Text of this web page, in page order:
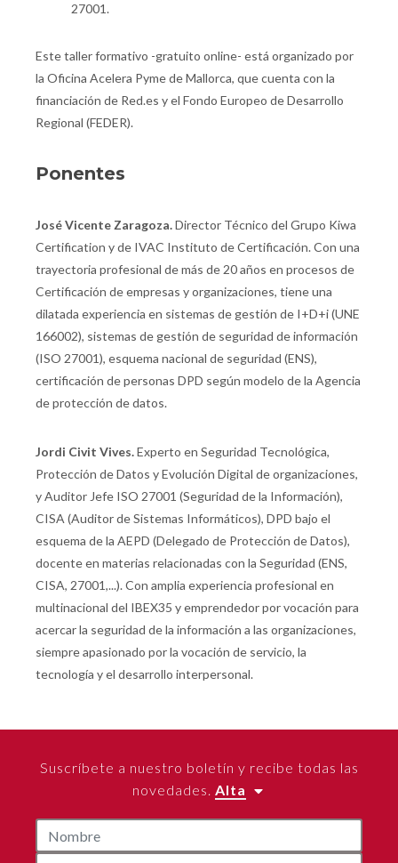
27001.
Este taller formativo -gratuito online- está organizado por
la Oficina Acelera Pyme de Mallorca, que cuenta con la
financiación de Red.es y el Fondo Europeo de Desarrollo
Regional (FEDER).
Ponentes
José Vicente Zaragoza.Director Técnico del Grupo Kiwa
Certification y de IVAC Instituto de Certificación. Con una
trayectoria profesional de más de 20 años en procesos de
Certificación de empresas y organizaciones, tiene una
dilatada experiencia en sistemas de gestión de I+D+i (UNE
166002), sistemas de gestión de seguridad de información
(ISO 27001), esquema nacional de seguridad (ENS),
certificación de personas DPD según modelo de la Agencia
de protección de datos.
Jordi Civit Vives.Experto en Seguridad Tecnológica,
Protección de Datos y Evolución Digital de organizaciones,
y Auditor Jefe ISO 27001 (Seguridad de la Información),
CISA (Auditor de Sistemas Informáticos), DPD bajo el
esquema de la AEPD (Delegado de Protección de Datos),
docente en materias relacionadas con la Seguridad (ENS,
CISA, 27001,...). Con amplia experiencia profesional en
multinacional del IBEX35 y emprendedor por vocación para
acercar la seguridad de la información a las organizaciones,
siempre apasionado por la vocación de servicio, la
tecnología y el desarrollo interpersonal.
Suscríbete a nuestro boletín y recibe todas las
novedades. Alta